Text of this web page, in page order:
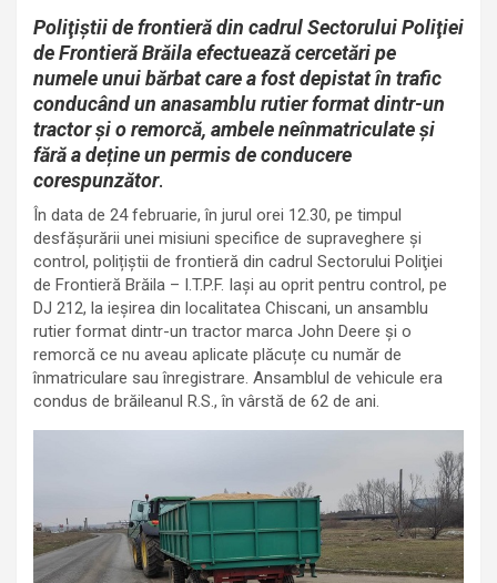
Poliţiştii de frontieră din cadrul Sectorului Poliţiei
de Frontieră Brăila efectuează cercetări pe
numele unui bărbat care a fost depistat în trafic
conducând un anasamblu rutier format dintr-un
tractor și o remorcă, ambele neînmatriculate şi
fără a deține un permis de conducere
corespunzător.
În data de 24 februarie, în jurul orei 12.30, pe timpul
desfăşurării unei misiuni specifice de supraveghere şi
control, polițiștii de frontieră din cadrul Sectorului Poliţiei
de Frontieră Brăila – I.T.P.F. Iași au oprit pentru control, pe
DJ 212, la ieșirea din localitatea Chiscani, un ansamblu
rutier format dintr-un tractor marca John Deere și o
remorcă ce nu aveau aplicate plăcuțe cu număr de
înmatriculare sau înregistrare. Ansamblul de vehicule era
condus de brăileanul R.S., în vârstă de 62 de ani.